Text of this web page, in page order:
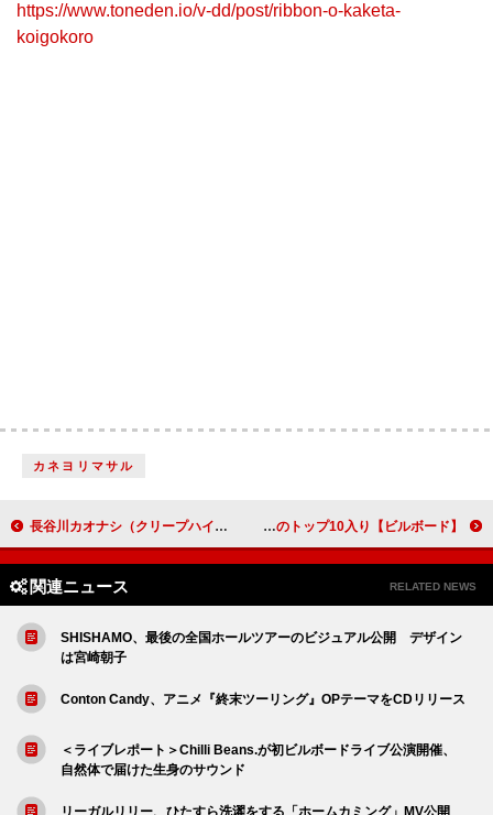
https://www.toneden.io/v-dd/post/ribbon-o-kaketa-
koigokoro
カネヨリマサル
長谷川カオナシ（クリープハイプ）、初ソロAL発売記念ライブの追加公演として東名阪ツアー決定 【ビルボード】米津玄師「IRIS OUT」ストリーミング・ソング8連覇 M!LK「好きすぎて滅！」で自身初のトップ10入り
関連ニュース RELATED NEWS
SHISHAMO、最後の全国ホールツアーのビジュアル公開 デザイン
は宮崎朝子
Conton Candy、アニメ『終末ツーリング』OPテーマをCDリリース
＜ライブレポート＞Chilli Beans.が初ビルボードライブ公演開催、
自然体で届けた生身のサウンド
リーガルリリー、ひたすら洗濯をする「ホームカミング」MV公開